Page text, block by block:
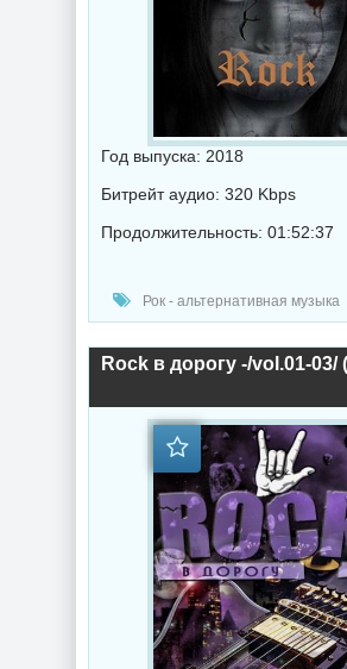
Год выпуска: 2018
Битрейт аудио: 320 Kbps
Продолжительность: 01:52:37
Рок - альтернативная музыка